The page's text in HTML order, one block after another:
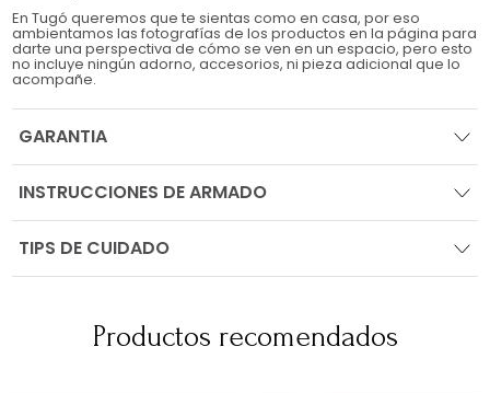
En Tugó queremos que te sientas como en casa, por eso
ambientamos las fotografías de los productos en la página para
darte una perspectiva de cómo se ven en un espacio, pero esto
no incluye ningún adorno, accesorios, ni pieza adicional que lo
acompañe.
GARANTIA
INSTRUCCIONES DE ARMADO
TIPS DE CUIDADO
Productos recomendados